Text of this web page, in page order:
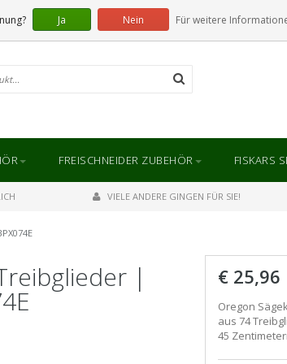
FREISCHNEIDER ZUBEHÖR FISKARS
VIELE ANDERE GINGEN FÜR SIE!
| € 25,96
Oregon
aus 74
45
Ja Nein Für weitere